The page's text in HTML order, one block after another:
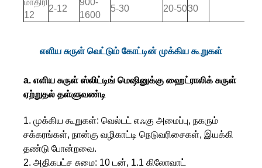
12
2-12
1600
5-30 20-5030
எளிய சுருள் வெட்டும் கோட்டின் முக்கிய கூறுகள்
a. எளிய சுருள் ஸ்லிட்டிங் மெஷினுக்கு ஹைட்ராலிக் சுருள்
ஏற்றுதல் தள்ளுவண்டி
1. முக்கிய கூறுகள்: வெல்டட் எஃகு அமைப்பு, நகரும்
சக்கரங்கள், நான்கு வழிகாட்டி நெடுவரிசைகள், இயக்கி
தண்டு போன்றவை.
2. அதிகபட்ச சுமை: 10 டன், 1.1 கிலோவாட்